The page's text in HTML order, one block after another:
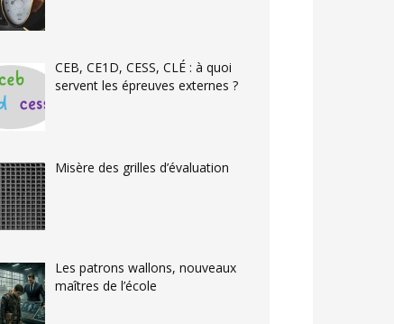
CEB, CE1D, CESS, CLÉ : à quoi
servent les épreuves externes ?
Misère des grilles d’évaluation
Les patrons wallons, nouveaux
maîtres de l’école